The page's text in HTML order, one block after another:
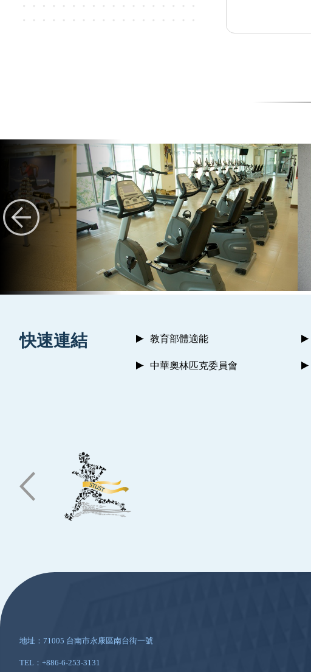
快速連結 教育部體適能
中華奧林匹克委員會
地址：71005 台南市永康區南台街一號
TEL：+886-6-253-3131